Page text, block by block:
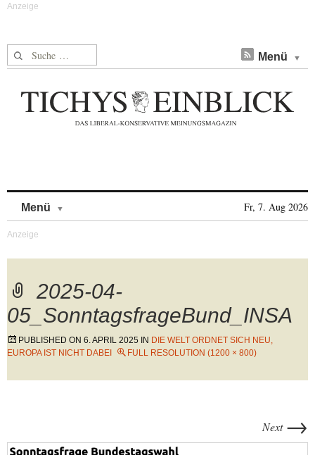
Suche nach: Menü
Menü Fr, 7. Aug 2026
2025-04-
05_SonntagsfrageBund_INSA
PUBLISHED ON 6. APRIL 2025 IN DIE WELT ORDNET SICH NEU,
EUROPA IST NICHT DABEI
FULL RESOLUTION (1200 × 800)
Next →